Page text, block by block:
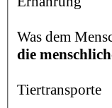
Was dem
die
Tiertransporte